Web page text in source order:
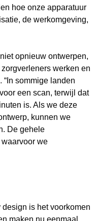
hoe onze apparatuur
de werkomgeving,
opnieuw ontwerpen,
werken en
sommige landen
een scan, terwijl dat
is. Als we deze
kunnen we
De gehele
we
is het voorkomen
maken nu eenmaal